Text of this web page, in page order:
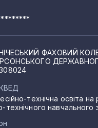
ФАХОВИЙ
технічна освіта на
технічного навчального